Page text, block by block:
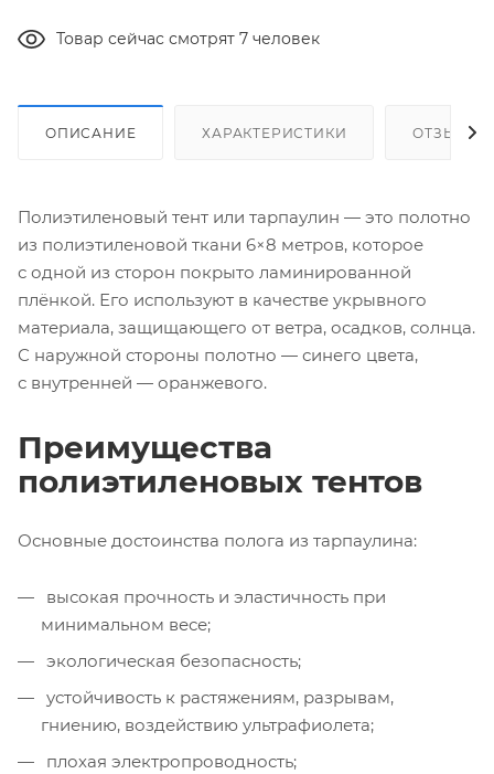
Товар сейчас смотрят 7 человек
ОПИСАНИЕ ХАРАКТЕРИСТИКИ ОТЗЫВЫ
Полиэтиленовый тент или тарпаулин — это полотно
из полиэтиленовой ткани 6×8 метров, которое
с одной из сторон покрыто ламинированной
плёнкой. Его используют в качестве укрывного
материала, защищающего от ветра, осадков, солнца.
С наружной стороны полотно — синего цвета,
с внутренней — оранжевого.
Преимущества
полиэтиленовых тентов
Основные достоинства полога из тарпаулина:
высокая прочность и эластичность при
минимальном весе;
экологическая безопасность;
устойчивость к растяжениям, разрывам,
гниению, воздействию ультрафиолета;
плохая электропроводность;